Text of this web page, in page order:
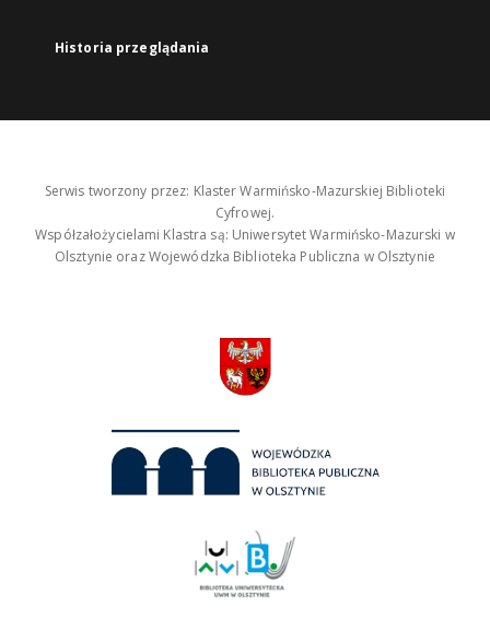
Historia przeglądania
Serwis tworzony przez: Klaster Warmińsko-Mazurskiej Biblioteki
Cyfrowej.
Współzałożycielami Klastra są: Uniwersytet Warmińsko-Mazurski w
Olsztynie oraz Wojewódzka Biblioteka Publiczna w Olsztynie